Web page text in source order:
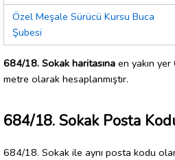
Özel Meşale Sürücü Kursu Buca
Şubesi
684/18. Sokak haritasına en yakın
metre olarak hesaplanmıştır.
684/18. Sokak Posta
684/18. Sokak ile aynı posta kodu